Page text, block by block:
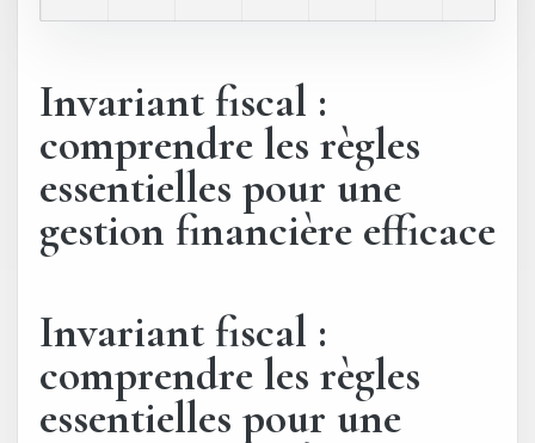
Invariant fiscal :
comprendre les règles
essentielles pour une
gestion financière efficace
Invariant fiscal :
comprendre les règles
essentielles pour une